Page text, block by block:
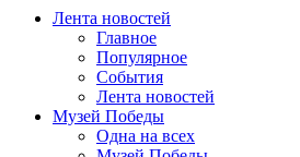
Лента новостей
Главное
Популярное
События
Лента новостей
Музей Победы
Одна на всех